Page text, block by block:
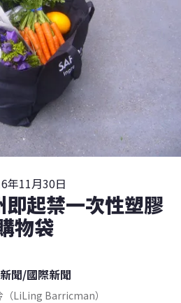
年11月30日
起禁一次性塑膠
物袋
聞/國際新聞
（LiLing Barricman）